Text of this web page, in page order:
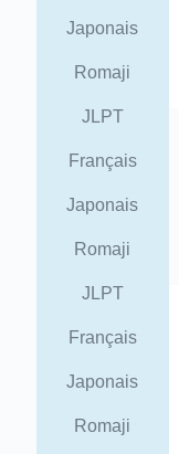
Japonais
Romaji
JLPT
Français
Japonais
Romaji
JLPT
Français
Japonais
Romaji